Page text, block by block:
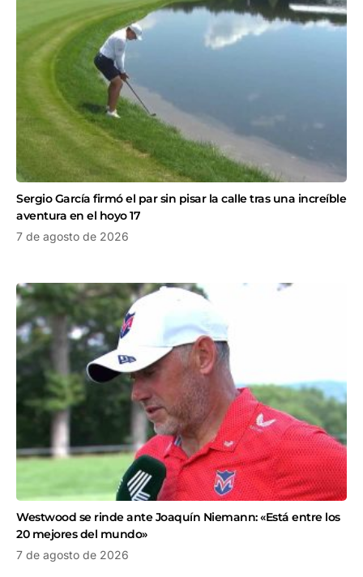
Sergio García firmó el par sin pisar la calle tras una increíble
aventura en el hoyo 17
7 de agosto de 2026
Westwood se rinde ante Joaquín Niemann: «Está entre los
20 mejores del mundo»
7 de agosto de 2026